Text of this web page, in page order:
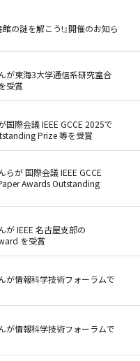
の謎を解こう!』開催のお知ら
が東海3大学通信系研究室合
受賞
際会議 IEEE GCCE 2025で
Prize 等を受賞
が 国際会議 IEEE GCCE
Awards Outstanding
が IEEE 名古屋支部の
を受賞
が情報科学技術フォーラムで
が情報科学技術フォーラムで